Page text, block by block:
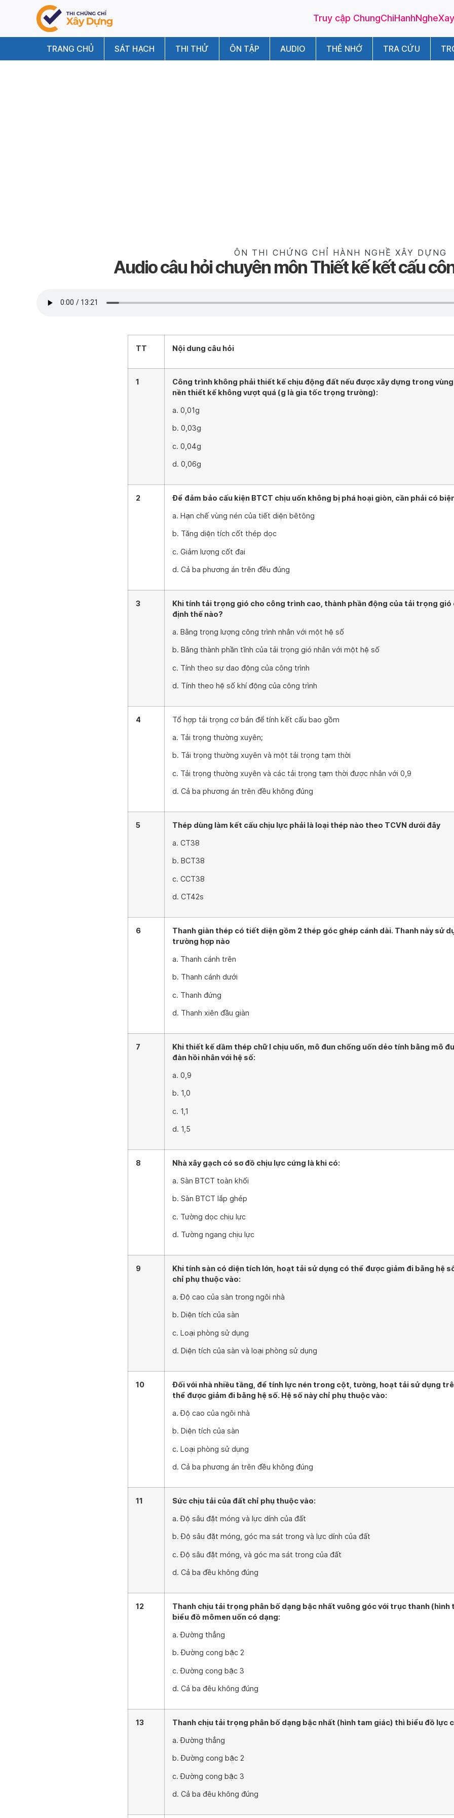
Truy cập
TRANG CHỦ SÁT HẠCH THI THỬ ÔN TẬP AUDIO THẺ NHỚ TRA CỨU
ÔN THI CHỨNG CHỈ HÀNH NGHỀ XÂY DỰNG
Audio câu hỏi chuyên môn Thiết kế kết cấu
TT Nội dung câu hỏi
1
Công trình không phải thiết kế chịu động đất nếu được xây dựng trong
nền thiết kế không vượt quá (g là gia tốc trọng trường):
a. 0,01g
b. 0,03g
c. 0,04g
d. 0,06g
2 Để đảm bảo cấu kiện BTCT chịu uốn không bị phá hoại giòn, cần phải có
a. Hạn chế vùng nén của tiết diện bêtông
b. Tăng diện tích cốt thép dọc
c. Giảm lượng cốt đai
d. Cả ba phương án trên đều đúng
3
Khi tính tải trọng gió cho công trình cao, thành phần động của tải trọng gió
định thế nào?
a. Bằng trọng lượng công trình nhân với một hệ số
b. Bằng thành phần tĩnh của tải trọng gió nhân với một hệ số
c. Tính theo sự dao động của công trình
d. Tính theo hệ số khí động của công trình
4 Tổ hợp tải trọng cơ bản để tính kết cấu bao gồm
a. Tải trọng thường xuyên;
b. Tải trọng thường xuyên và một tải trọng tạm thời
c. Tải trọng thường xuyên và các tải trọng tạm thời được nhân với 0,9
d. Cả ba phương án trên đều không đúng
5 Thép dùng làm kết cấu chịu lực phải là loại thép nào theo TCVN dưới đây
a. CT38
b. BCT38
c. CCT38
d. CT42s
6
Thanh giàn thép có tiết diện gồm 2 thép góc ghép cánh dài. Thanh này sử
trường hợp nào
a. Thanh cánh trên
b. Thanh cánh dưới
c. Thanh đứng
d. Thanh xiên đầu giàn
7
Khi thiết kế dầm thép chữ I chịu uốn, mô đun chống uốn dẻo tính bằng mô
đàn hồi nhân với hệ số:
a. 0,9
b. 1,0
c. 1,1
d. 1,5
8 Nhà xây gạch có sơ đồ chịu lực cứng là khi có:
a. Sàn BTCT toàn khối
b. Sàn BTCT lắp ghép
c. Tường dọc chịu lực
d. Tường ngang chịu lực
9
Khi tính sàn có diện tích lớn, hoạt tải sử dụng có thể được giảm đi bằng hệ
chỉ phụ thuộc vào:
a. Độ cao của sàn trong ngôi nhà
b. Diện tích của sàn
c. Loại phòng sử dụng
d. Diện tích của sàn và loại phòng sử dụng
10
Đối với nhà nhiều tầng, để tính lực nén trong cột, tường, hoạt tải sử dụng
thể được giảm đi bằng hệ số. Hệ số này chỉ phụ thuộc vào:
a. Độ cao của ngôi nhà
b. Diện tích của sàn
c. Loại phòng sử dụng
d. Cả ba phương án trên đều không đúng
11 Sức chịu tải của đất chỉ phụ thuộc vào:
a. Độ sâu đặt móng và lực dính của đất
b. Độ sâu đặt móng, góc ma sát trong và lực dính của đất
c. Độ sâu đặt móng, và góc ma sát trong của đất
d. Cả ba đều không đúng
12
Thanh chịu tải trọng phân bố dạng bậc nhất vuông góc với trục thanh (hình
biểu đồ mômen uốn có dạng:
a. Đường thẳng
b. Đường cong bậc 2
c. Đường cong bậc 3
d. Cả ba đêu không đúng
13 Thanh chịu tải trọng phân bố dạng bậc nhất (hình tam giác) thì biểu đồ lực
a. Đường thẳng
b. Đường cong bậc 2
c. Đường cong bậc 3
d. Cả ba đêu không đúng